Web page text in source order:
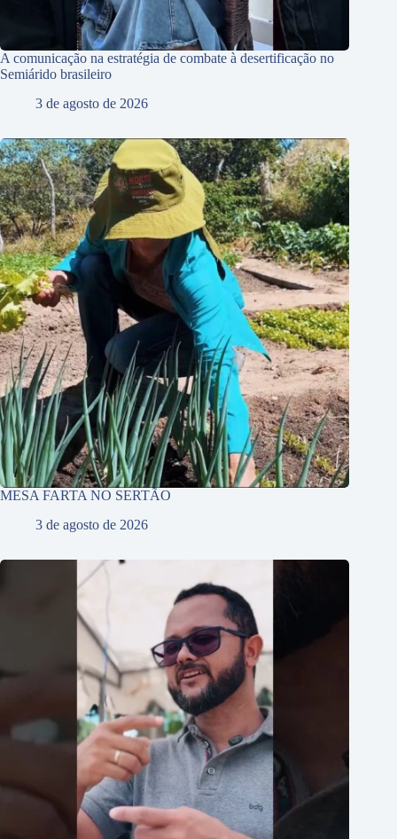
A comunicação na estratégia de combate à desertificação no
Semiárido brasileiro
3 de agosto de 2026
MESA FARTA NO SERTÃO
3 de agosto de 2026